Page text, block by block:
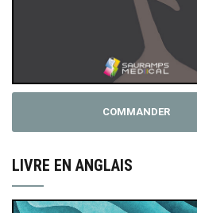
COMMANDER
LIVRE EN ANGLAIS